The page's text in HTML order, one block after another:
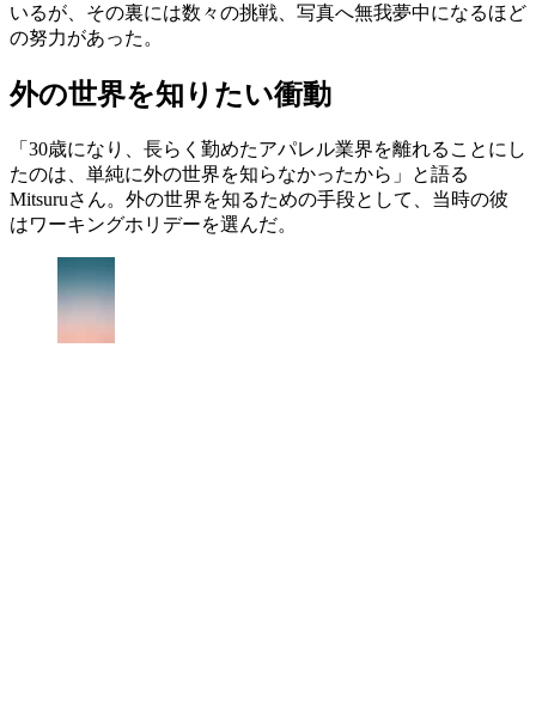
いるが、その裏には数々の挑戦、写真へ無我夢中になるほど
の努力があった。
外の世界を知りたい衝動
「30歳になり、長らく勤めたアパレル業界を離れることにし
たのは、単純に外の世界を知らなかったから」と語る
Mitsuruさん。外の世界を知るための手段として、当時の彼
はワーキングホリデーを選んだ。